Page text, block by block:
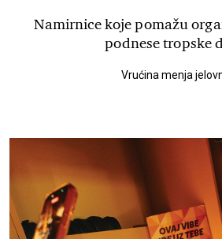
Namirnice koje pomažu
podnese tropske
Vrućina menja